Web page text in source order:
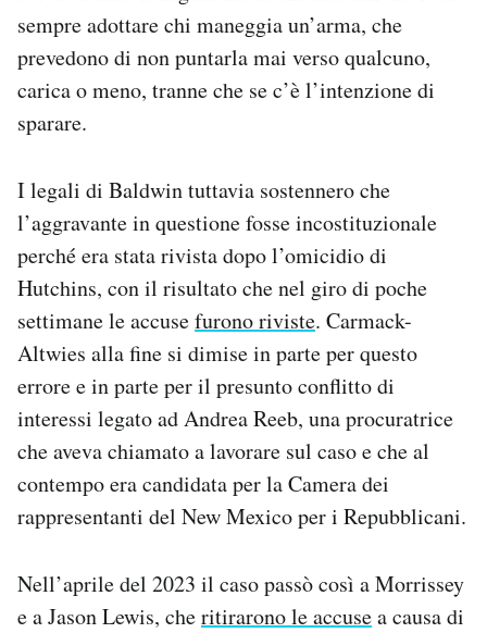
sempre adottare chi maneggia un’arma, che
prevedono di non puntarla mai verso qualcuno,
carica o meno, tranne che se c’è l’intenzione di
sparare.
I legali di Baldwin tuttavia sostennero che
l’aggravante in questione fosse incostituzionale
perché era stata rivista dopo l’omicidio di
Hutchins, con il risultato che nel giro di poche
settimane le accusefurono riviste. Carmack-
Altwies alla fine si dimise in parte per questo
errore e in parte per il presunto conflitto di
interessi legato ad Andrea Reeb, una procuratrice
che aveva chiamato a lavorare sul caso e che al
contempo era candidata per la Camera dei
rappresentanti del New Mexico per i Repubblicani.
Nell’aprile del 2023 il caso passò così a Morrissey
e a Jason Lewis, cheritirarono le accusea causa di